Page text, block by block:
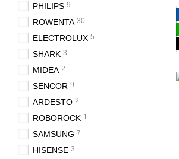
PHILIPS 9
ROWENTA 30
ELECTROLUX 5
SHARK 3
MIDEA 2
SENCOR 9
ARDESTO 2
ROBOROCK 1
SAMSUNG 7
HISENSE 3